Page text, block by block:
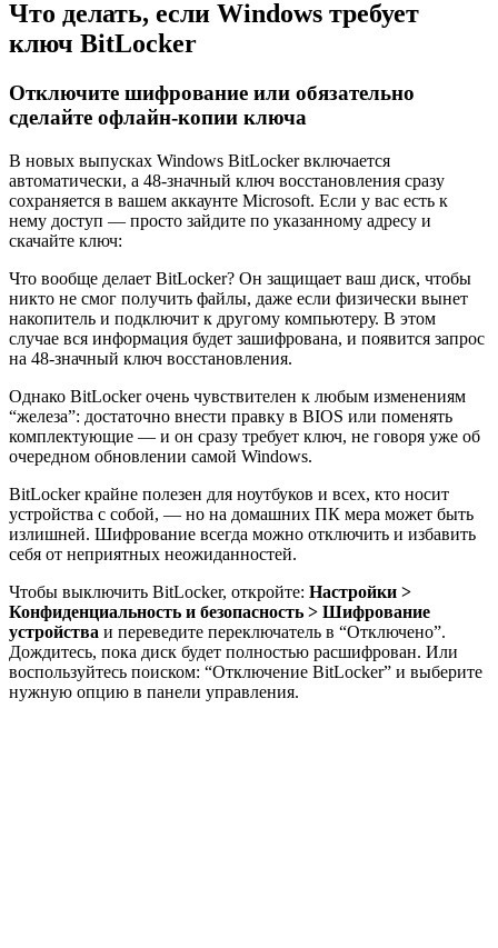
Что делать, если Windows требует
ключ BitLocker
Отключите шифрование или обязательно
сделайте офлайн-копии ключа
В новых выпусках Windows BitLocker включается
автоматически, а 48-значный ключ восстановления сразу
сохраняется в вашем аккаунте Microsoft. Если у вас есть к
нему доступ — просто зайдите по указанному адресу и
скачайте ключ:
Что вообще делает BitLocker? Он защищает ваш диск, чтобы
никто не смог получить файлы, даже если физически вынет
накопитель и подключит к другому компьютеру. В этом
случае вся информация будет зашифрована, и появится запрос
на 48-значный ключ восстановления.
Однако BitLocker очень чувствителен к любым изменениям
“железа”: достаточно внести правку в BIOS или поменять
комплектующие — и он сразу требует ключ, не говоря уже об
очередном обновлении самой Windows.
BitLocker крайне полезен для ноутбуков и всех, кто носит
устройства с собой, — но на домашних ПК мера может быть
излишней. Шифрование всегда можно отключить и избавить
себя от неприятных неожиданностей.
Чтобы выключить BitLocker, откройте: Настройки >
Конфиденциальность и безопасность > Шифрование
устройства и переведите переключатель в “Отключено”.
Дождитесь, пока диск будет полностью расшифрован. Или
воспользуйтесь поиском: “Отключение BitLocker” и выберите
нужную опцию в панели управления.